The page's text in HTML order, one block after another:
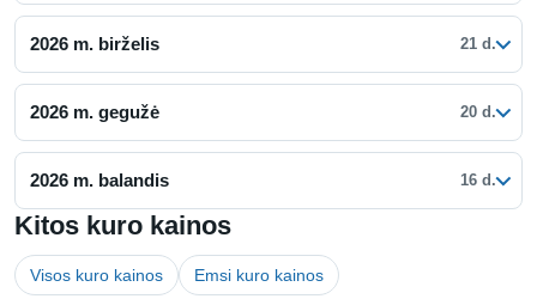
2026 m. birželis 21 d.
2026 m. gegužė 20 d.
2026 m. balandis 16 d.
Kitos kuro kainos
Visos kuro kainos Emsi kuro kainos